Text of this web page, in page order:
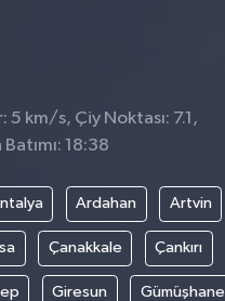
5 km/s, Çiy Noktası: 7.1,
18:38
Ardahan Artvin
Çanakkale Çankırı
Giresun Gümüşhane